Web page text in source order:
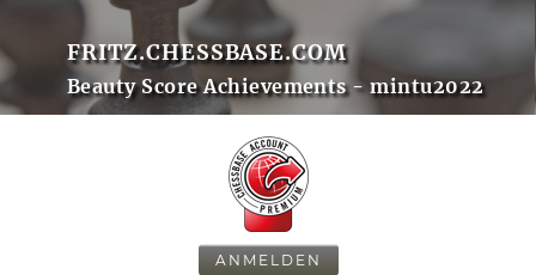
FRITZ.CHESSBASE.COM
Beauty Score Achievements - mintu2022
ANMELDEN